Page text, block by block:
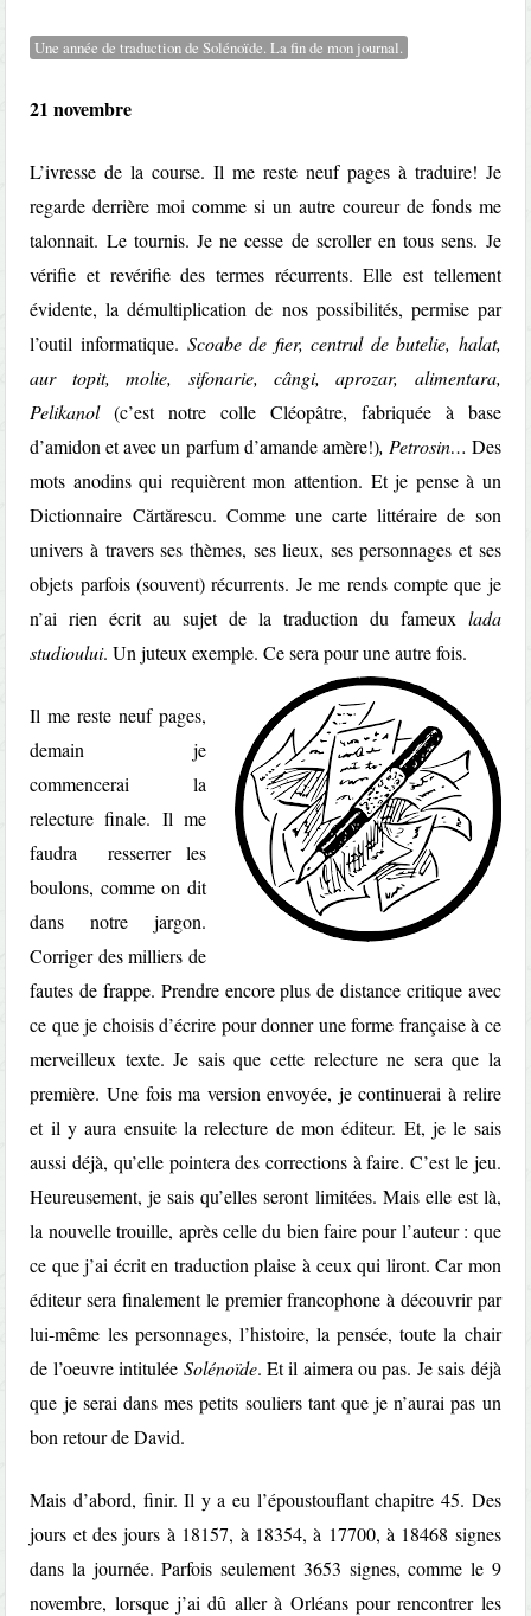
Une année de traduction de Solénoïde. La fin de mon journal.
21 novembre
L’ivresse de la course. Il me reste neuf pages à traduire! Je
regarde derrière moi comme si un autre coureur de fonds me
talonnait. Le tournis. Je ne cesse de scroller en tous sens. Je
vérifie et revérifie des termes récurrents. Elle est tellement
évidente, la démultiplication de nos possibilités, permise par
l’outil informatique. Scoabe de fier, centrul de butelie, halat,
aur topit, molie, sifonarie, cângi, aprozar, alimentara,
Pelikanol(c’est notre colle Cléopâtre, fabriquée à base
d’amidon et avec un parfum d’amande amère!), Petrosin… Des
mots anodins qui requièrent mon attention. Et je pense à un
Dictionnaire Cărtărescu. Comme une carte littéraire de son
univers à travers ses thèmes, ses lieux, ses personnages et ses
objets parfois (souvent) récurrents. Je me rends compte que je
n’ai rien écrit au sujet de la traduction du fameux lada
studioului. Un juteux exemple. Ce sera pour une autre fois.
Il me reste neuf pages,
demain je
commencerai la
relecture finale. Il me
faudra resserrer les
boulons, comme on dit
dans notre jargon.
Corriger des milliers de
fautes de frappe. Prendre encore plus de distance critique avec
ce que je choisis d’écrire pour donner une forme française à ce
merveilleux texte. Je sais que cette relecture ne sera que la
première. Une fois ma version envoyée, je continuerai à relire
et il y aura ensuite la relecture de mon éditeur. Et, je le sais
aussi déjà, qu’elle pointera des corrections à faire. C’est le jeu.
Heureusement, je sais qu’elles seront limitées. Mais elle est là,
la nouvelle trouille, après celle du bien faire pour l’auteur : que
ce que j’ai écrit en traduction plaise à ceux qui liront. Car mon
éditeur sera finalement le premier francophone à découvrir par
lui-même les personnages, l’histoire, la pensée, toute la chair
de l’oeuvre intitulée Solénoïde. Et il aimera ou pas. Je sais déjà
que je serai dans mes petits souliers tant que je n’aurai pas un
bon retour de David.
Mais d’abord, finir. Il y a eu l’époustouflant chapitre 45. Des
jours et des jours à 18157, à 18354, à 17700, à 18468 signes
dans la journée. Parfois seulement 3653 signes, comme le 9
novembre, lorsque j’ai dû aller à Orléans pour rencontrer les